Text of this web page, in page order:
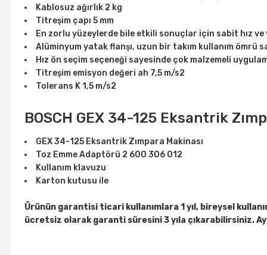
Kablosuz ağırlık 2 kg
Titreşim çapı 5 mm
En zorlu yüzeylerde bile etkili sonuçlar için sabit hız ve
Alüminyum yatak flanşı, uzun bir takım kullanım
Hız ön seçim seçeneği sayesinde çok malzemeli
Titreşim emisyon değeri ah 7,5 m/s2
Tolerans K 1,5 m/s2
BOSCH GEX 34-125 Eksantrik
GEX 34-125 Eksantrik Zımpara Makinası
Toz Emme Adaptörü 2 600 306 012
Kullanım klavuzu
Karton kutusu ile
Ürünün garantisi ticari kullanımlara 1 yıl, bireysel
ücretsiz olarak garanti süresini 3 yıla çıkarabilirsiniz.